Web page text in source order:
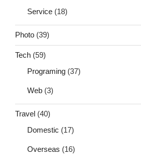
Service (18)
Photo (39)
Tech (59)
Programing (37)
Web (3)
Travel (40)
Domestic (17)
Overseas (16)